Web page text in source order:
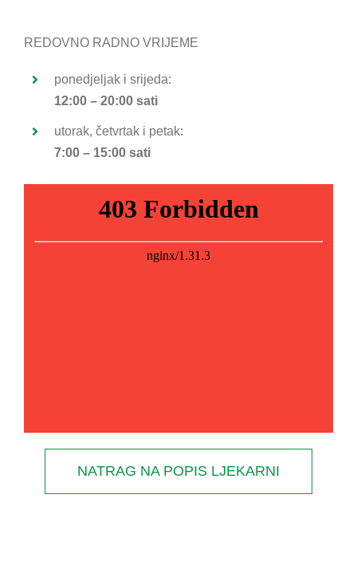
REDOVNO RADNO VRIJEME
ponedjeljak i srijeda:
12:00 – 20:00 sati
utorak, četvrtak i petak:
7:00 – 15:00 sati
NATRAG NA POPIS LJEKARNI